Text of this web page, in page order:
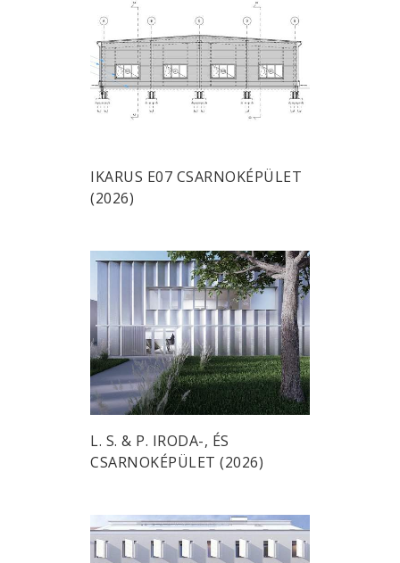
IKARUS E07 CSARNOKÉPÜLET
(2026)
L. S. & P. IRODA-, ÉS
CSARNOKÉPÜLET (2026)